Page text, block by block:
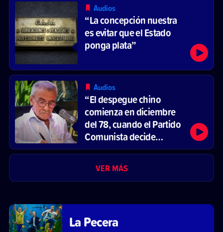
Audios
“La concepción nuestra
es evitar que el Estado
ponga plata”
Audios
“El despegue chino
comienza en diciembre
del 78, cuando el Partido
Comunista decide
reformar el sistema
económico y abrirse al
mercado”
VER MÁS
La Pecera